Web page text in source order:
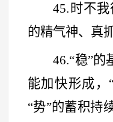
45.时不
的精气神、真
46.“稳”的
能加快形成，
“势”的蓄积持